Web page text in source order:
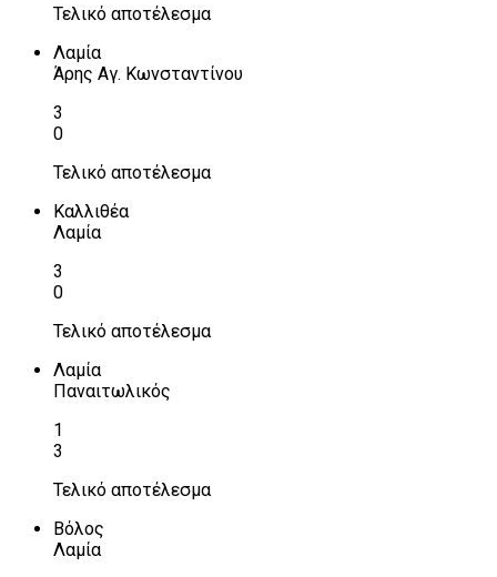
Τελικό αποτέλεσμα
Λαμία
Άρης Αγ. Κωνσταντίνου
3
0
Τελικό αποτέλεσμα
Καλλιθέα
Λαμία
3
0
Τελικό αποτέλεσμα
Λαμία
Παναιτωλικός
1
3
Τελικό αποτέλεσμα
Βόλος
Λαμία